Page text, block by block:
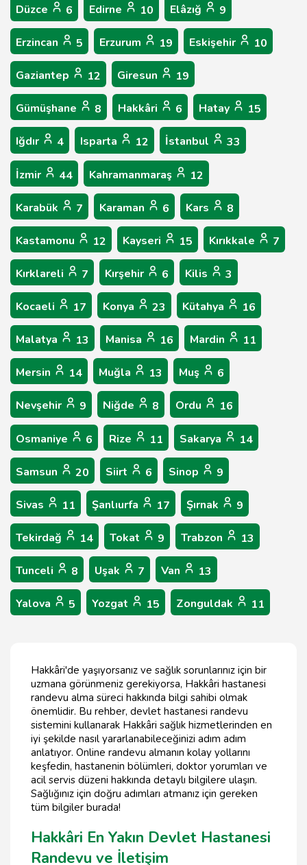
Düzce 6 Edirne 10 Elâzığ 9
Erzincan 5 Erzurum 19 Eskişehir 10
Gaziantep 12 Giresun 19
Gümüşhane 8 Hakkâri 6 Hatay 15
Iğdır 4 Isparta 12 İstanbul 33
İzmir 44 Kahramanmaraş 12
Karabük 7 Karaman 6 Kars 8
Kastamonu 12 Kayseri 15 Kırıkkale 7
Kırklareli 7 Kırşehir 6 Kilis 3
Kocaeli 17 Konya 23 Kütahya 16
Malatya 13 Manisa 16 Mardin 11
Mersin 14 Muğla 13 Muş 6
Nevşehir 9 Niğde 8 Ordu 16
Osmaniye 6 Rize 11 Sakarya 14
Samsun 20 Siirt 6 Sinop 9
Sivas 11 Şanlıurfa 17 Şırnak 9
Tekirdağ 14 Tokat 9 Trabzon 13
Tunceli 8 Uşak 7 Van 13
Yalova 5 Yozgat 15 Zonguldak 11
Hakkâri'de yaşıyorsanız ve sağlık sorunlarınız için bir
uzmana görünmeniz gerekiyorsa, Hakkâri hastanesi
randevu alma süreci hakkında bilgi sahibi olmak
önemlidir. Bu rehber, devlet hastanesi randevu
sistemini kullanarak Hakkâri sağlık hizmetlerinden en
iyi şekilde nasıl yararlanabileceğinizi adım adım
anlatıyor. Online randevu almanın kolay yollarını
keşfedin, hastanenin bölümleri, doktor yorumları ve
acil servis düzeni hakkında detaylı bilgilere ulaşın.
Sağlığınız için doğru adımları atmanız için gereken
tüm bilgiler burada!
Hakkâri En Yakın Devlet Hastanesi
Randevu ve İletişim